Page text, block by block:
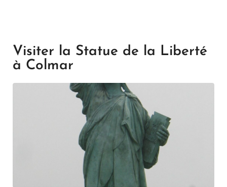
Visiter la Statue de la Liberté
à Colmar